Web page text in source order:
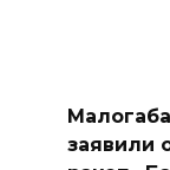
заявили